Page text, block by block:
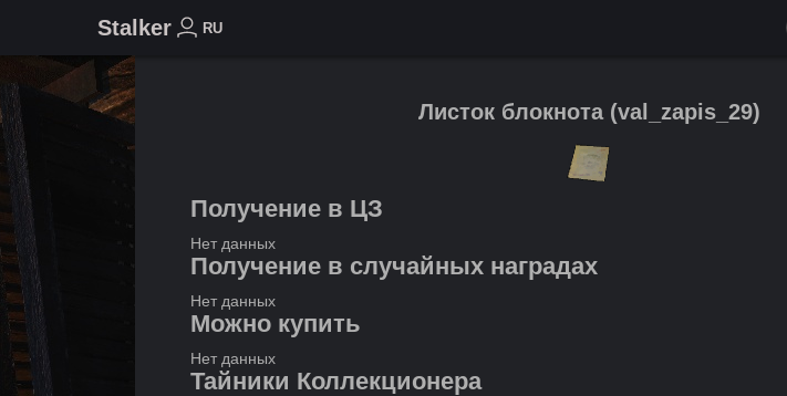
Stalker RU
Листок блокнота(val_zapis_29)
Получение в ЦЗ
Нет данных
Получение в случайных наградах
Нет данных
Можно купить
Нет данных
Тайники Коллекционера